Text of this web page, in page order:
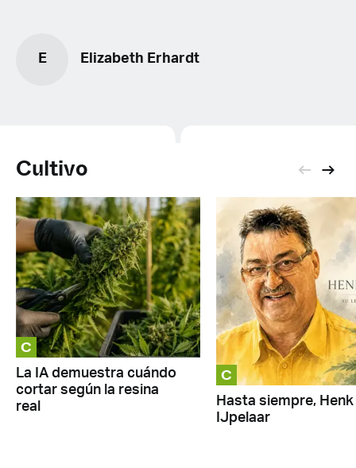
E Elizabeth Erhardt
Cultivo
C
La IA demuestra cuándo
cortar según la resina
real
C
Hasta siempre, Henk
IJpelaar